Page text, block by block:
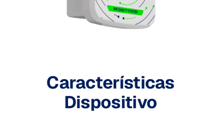
Características
Dispositivo